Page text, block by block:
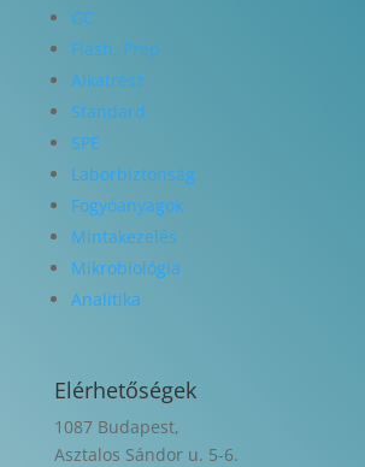
GC
Flash, Prep
Alkatrész
Standard
SPE
Laborbiztonság
Fogyóanyagok
Mintakezelés
Mikrobiológia
Analitika
Elérhetőségek
1087 Budapest,
Asztalos Sándor u. 5-6.